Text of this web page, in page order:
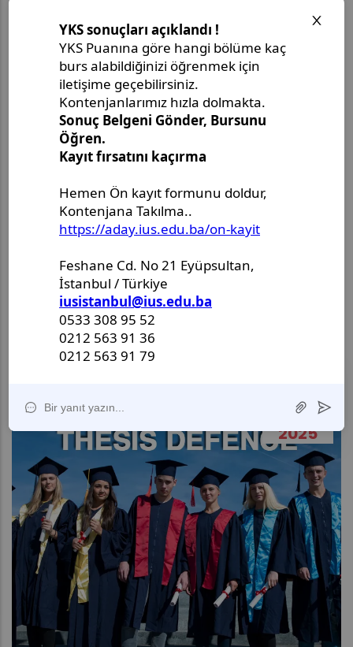
Master Thesis Defense Announcement - Ms.
Delila Lekić-Seferović
Conference Room (A G.15)
06
AĞUSTOS
2025